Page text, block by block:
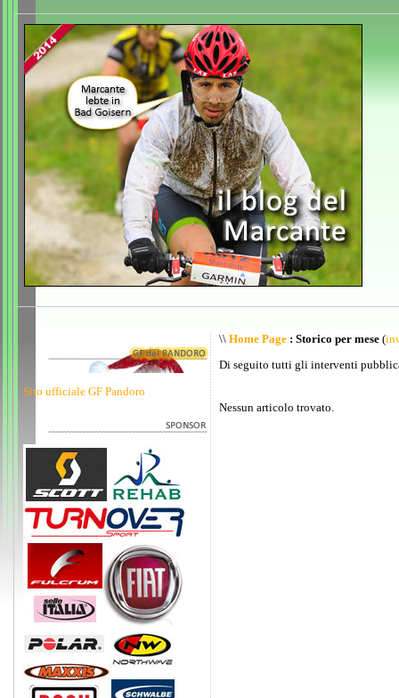
Sito ufficiale GF Pandoro
\\ Home Page : Storico per mese (
Di seguito tutti gli interventi
Nessun articolo trovato.